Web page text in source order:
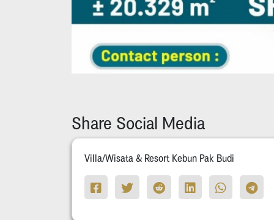
Share Social Media
Villa/Wisata & Resort Kebun Pak Budi